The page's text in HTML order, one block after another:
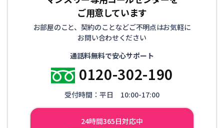
ご用意しています
お部屋のこと、契約のことなどご不明点はお気軽に
お問い合わせください
通話料無料で安心サポート
0120-302-190
受付時間：平日 10:00-17:00
24時間365日対応中